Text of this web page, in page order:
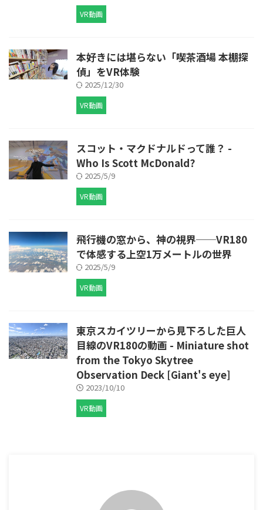
VR動画
本好きには堪らない「喫茶酒場 本棚探
偵」をVR体験
2025/12/30
VR動画
スコット・マクドナルドって誰？ -
Who Is Scott McDonald?
2025/5/9
VR動画
飛行機の窓から、神の視界──VR180
で体感する上空1万メートルの世界
2025/5/9
VR動画
東京スカイツリーから見下ろした巨人
目線のVR180の動画 - Miniature shot
from the Tokyo Skytree
Observation Deck [Giant's eye]
2023/10/10
VR動画